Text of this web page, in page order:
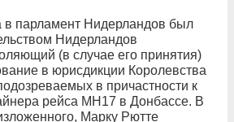
в парламент Нидерландов был
Нидерландов
(в случае его принятия)
в юрисдикции Королевства
в причастности к
рейса MH17 в Донбассе. В
Марку Рютте